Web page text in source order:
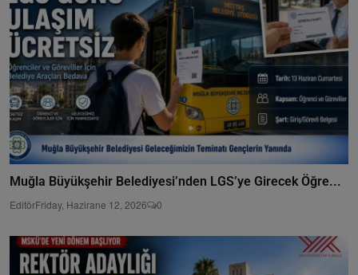
Muğla Büyükşehir Belediyesi’nden LGS’ye Girecek Öğre...
EditörFriday, Hazirane 12, 2026 0